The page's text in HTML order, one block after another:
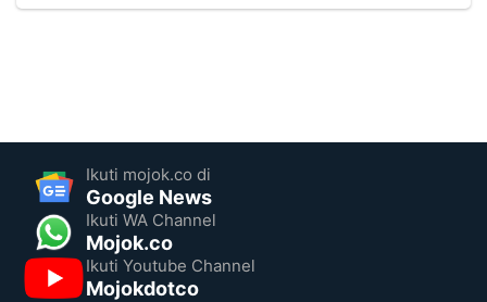
Ikuti mojok.co di
Google News
Ikuti WA Channel
Mojok.co
Ikuti Youtube Channel
Mojokdotco